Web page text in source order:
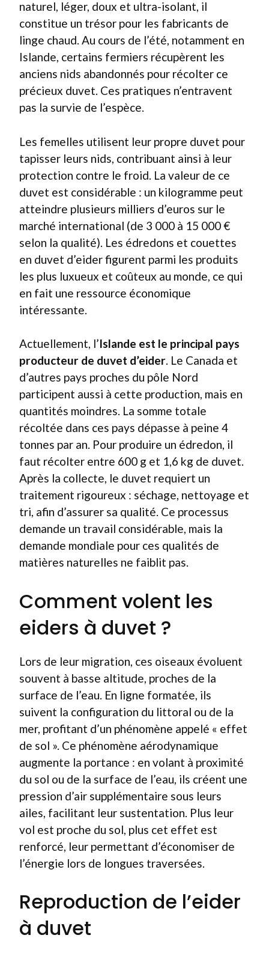
naturel, léger, doux et ultra-isolant, il
constitue un trésor pour les fabricants de
linge chaud. Au cours de l’été, notamment en
Islande, certains fermiers récupèrent les
anciens nids abandonnés pour récolter ce
précieux duvet. Ces pratiques n’entravent
pas la survie de l’espèce.
Les femelles utilisent leur propre duvet pour
tapisser leurs nids, contribuant ainsi à leur
protection contre le froid. La valeur de ce
duvet est considérable : un kilogramme peut
atteindre plusieurs milliers d’euros sur le
marché international (de 3 000 à 15 000 €
selon la qualité). Les édredons et couettes
en duvet d’eider figurent parmi les produits
les plus luxueux et coûteux au monde, ce qui
en fait une ressource économique
intéressante.
Actuellement, l’Islande est le principal pays
producteur de duvet d’eider. Le Canada et
d’autres pays proches du pôle Nord
participent aussi à cette production, mais en
quantités moindres. La somme totale
récoltée dans ces pays dépasse à peine 4
tonnes par an. Pour produire un édredon, il
faut récolter entre 600 g et 1,6 kg de duvet.
Après la collecte, le duvet requiert un
traitement rigoureux : séchage, nettoyage et
tri, afin d’assurer sa qualité. Ce processus
demande un travail considérable, mais la
demande mondiale pour ces qualités de
matières naturelles ne faiblit pas.
Comment volent les
eiders à duvet ?
Lors de leur migration, ces oiseaux évoluent
souvent à basse altitude, proches de la
surface de l’eau. En ligne formatée, ils
suivent la configuration du littoral ou de la
mer, profitant d’un phénomène appelé « effet
de sol ». Ce phénomène aérodynamique
augmente la portance : en volant à proximité
du sol ou de la surface de l’eau, ils créent une
pression d’air supplémentaire sous leurs
ailes, facilitant leur sustentation. Plus leur
vol est proche du sol, plus cet effet est
renforcé, leur permettant d’économiser de
l’énergie lors de longues traversées.
Reproduction de l’eider
à duvet